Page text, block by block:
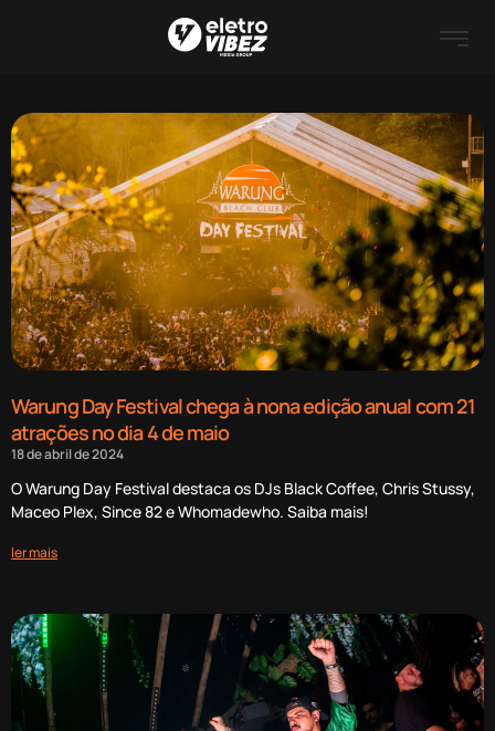
Warung Day Festival chega à nona edição anual com 21
atrações no dia 4 de maio
18 de abril de 2024
O Warung Day Festival destaca os DJs Black Coffee, Chris Stussy,
Maceo Plex, Since 82 e Whomadewho. Saiba mais!
ler mais